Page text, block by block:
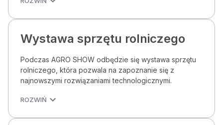
Wystawa sprzętu rolniczego
Podczas AGRO SHOW odbędzie się wystawa sprzętu
rolniczego, która pozwala na zapoznanie się z
najnowszymi rozwiązaniami technologicznymi.
ROZWIŃ